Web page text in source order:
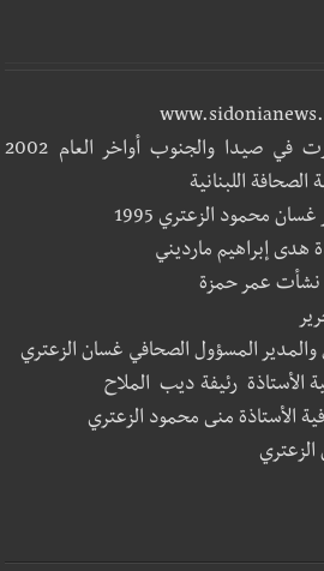
أول صحيفة اليكترونية صدرت في صيدا والجنوب أواخر العام 2002
اللبنانية
محمود الزعتري 1995
هدى إبراهيم مارديني
نشأت عمر حمزة
والمدير المسؤول الصحافي غسان الزعتري
الأستاذة رئيفة ديب الملاح
الأستاذة منى محمود الزعتري